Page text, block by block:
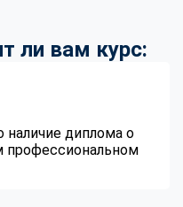
ли вам курс:
наличие диплома о